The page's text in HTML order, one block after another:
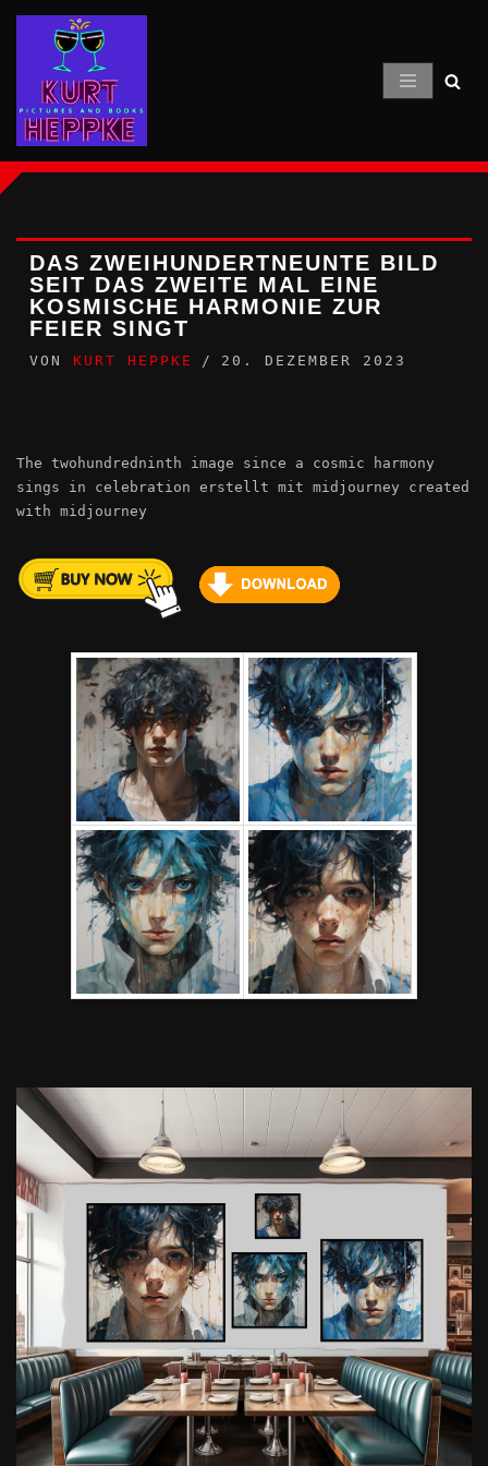
Inhalt
springen
DAS ZWEIHUNDERTNEUNTE BILD
SEIT DAS ZWEITE MAL EINE
KOSMISCHE HARMONIE ZUR
FEIER SINGT
VON KURT HEPPKE 20. DEZEMBER 2023
The twohundredninth image since a cosmic harmony
sings in celebration erstellt mit midjourney created
with midjourney